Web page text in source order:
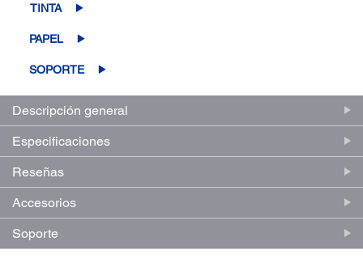
TINTA
PAPEL
SOPORTE
Descripción general
Especificaciones
Reseñas
Accesorios
Soporte